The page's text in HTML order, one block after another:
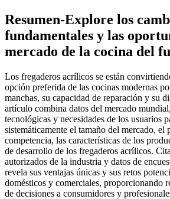
Resumen-Explore los
fundamentales y las
mercado de la cocina del
Los fregaderos acrílicos se están
opción preferida de las cocinas modernas
manchas, su capacidad de reparación y su
artículo combina datos del mercado
tecnológicas y necesidades de los usuarios
sistemáticamente el tamaño del mercado, el
competencia, las características de los
de desarrollo de los fregaderos acrílicos.
autorizados de la industria y datos de
revela sus ventajas únicas y sus retos
domésticos y comerciales, proporcionando
de decisiones a consumidores y